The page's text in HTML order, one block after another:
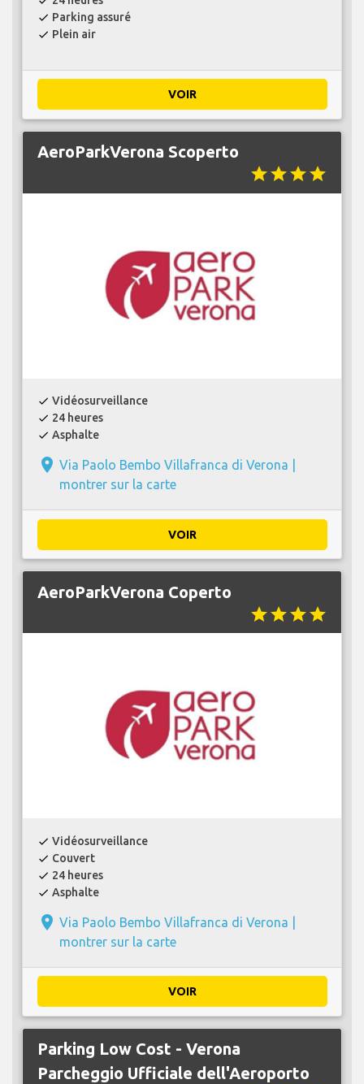
check Parking assuré
check Plein air
VOIR
AeroParkVerona Scoperto
starstarstarstar
check Vidéosurveillance
check 24 heures
check Asphalte
place Via Paolo Bembo Villafranca di Verona |
montrer sur la carte
VOIR
AeroParkVerona Coperto
starstarstarstar
check Vidéosurveillance
check Couvert
check 24 heures
check Asphalte
place Via Paolo Bembo Villafranca di Verona |
montrer sur la carte
VOIR
Parking Low Cost - Verona
Parcheggio Ufficiale dell'Aeroporto